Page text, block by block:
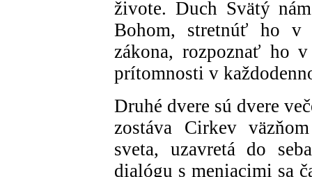
živote. Duch Svätý
Bohom, stretnúť ho v
zákona, rozpoznať ho
prítomnosti v
Druhé dvere sú dvere
zostáva Cirkev
sveta, uzavretá do
dialógu s meniacimi sa